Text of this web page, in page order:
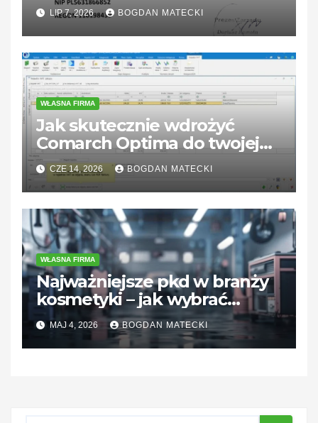
firmy?
LIP 7, 2026 BOGDAN MATECKI
WŁASNA FIRMA
Jak skutecznie wdrożyć
Comarch Optima do twojej
firmy i dobrać odpowiednie
moduły systemu?
CZE 14, 2026 BOGDAN MATECKI
WŁASNA FIRMA
Najważniejsze pkd w branży
kosmetyki – jak wybrać
odpowiednią klasyfikację dla
swojego biznesu
MAJ 4, 2026 BOGDAN MATECKI